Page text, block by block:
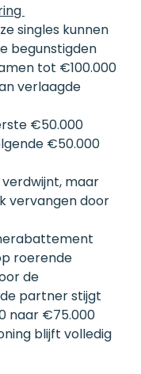
singles kunnen
begunstigden
tot €100.000
verlaagde
€50.000
€50.000
verdwijnt, maar
vervangen door
roerende
de
partner stijgt
naar €75.000
blijft volledig